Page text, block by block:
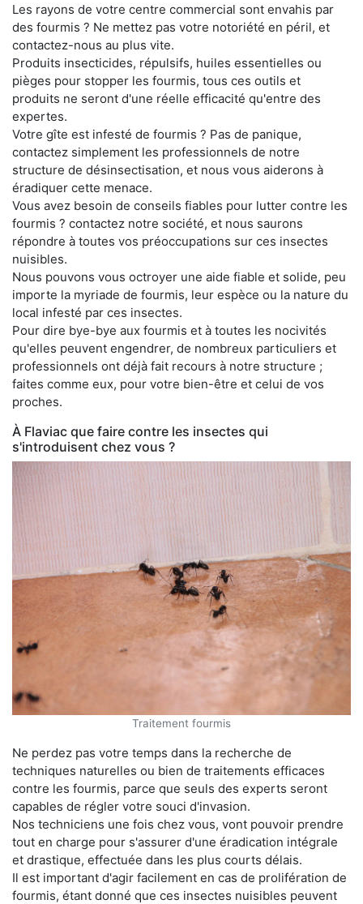
Les rayons de votre centre commercial sont envahis par
des fourmis ? Ne mettez pas votre notoriété en péril, et
contactez-nous au plus vite.
Produits insecticides, répulsifs, huiles essentielles ou
pièges pour stopper les fourmis, tous ces outils et
produits ne seront d'une réelle efficacité qu'entre des
expertes.
Votre gîte est infesté de fourmis ? Pas de panique,
contactez simplement les professionnels de notre
structure de désinsectisation, et nous vous aiderons à
éradiquer cette menace.
Vous avez besoin de conseils fiables pour lutter contre les
fourmis ? contactez notre société, et nous saurons
répondre à toutes vos préoccupations sur ces insectes
nuisibles.
Nous pouvons vous octroyer une aide fiable et solide, peu
importe la myriade de fourmis, leur espèce ou la nature du
local infesté par ces insectes.
Pour dire bye-bye aux fourmis et à toutes les nocivités
qu'elles peuvent engendrer, de nombreux particuliers et
professionnels ont déjà fait recours à notre structure ;
faites comme eux, pour votre bien-être et celui de vos
proches.
À Flaviac que faire contre les insectes qui
s'introduisent chez vous ?
Traitement fourmis
Ne perdez pas votre temps dans la recherche de
techniques naturelles ou bien de traitements efficaces
contre les fourmis, parce que seuls des experts seront
capables de régler votre souci d'invasion.
Nos techniciens une fois chez vous, vont pouvoir prendre
tout en charge pour s'assurer d'une éradication intégrale
et drastique, effectuée dans les plus courts délais.
Il est important d'agir facilement en cas de prolifération de
fourmis, étant donné que ces insectes nuisibles peuvent